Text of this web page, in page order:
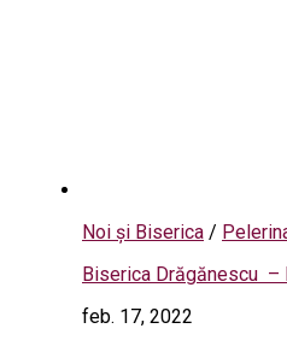
Noi și Biserica /
Biserica Drăgănescu –
feb. 17, 2022